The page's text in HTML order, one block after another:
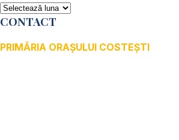
ARHIVĂ
CONTACT
PRIMĂRIA ORAȘULUI COSTEȘTI